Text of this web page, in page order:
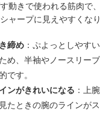
動きで使われる筋肉で
ャープに見えやすくなり
締め ：ぷよっとしやす
め、半袖やノースリー
です。
ンがきれいになる ：上
たときの腕のラインが